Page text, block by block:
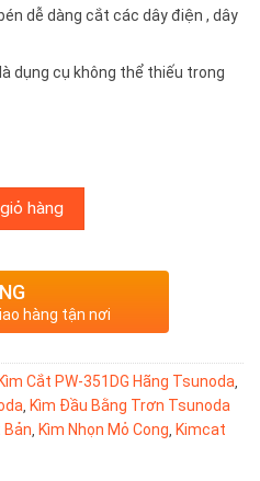
dễ dàng cắt các dây điện , dây
dụng cụ không thể thiếu trong
mini 100mm MRN-100
hàng
hàng tận nơi
Kìm Cắt PW-351DG Hãng Tsunoda
Kìm Đầu Bằng Trơn Tsunoda
Bản Kìm Nhọn Mỏ Cong Kimcat